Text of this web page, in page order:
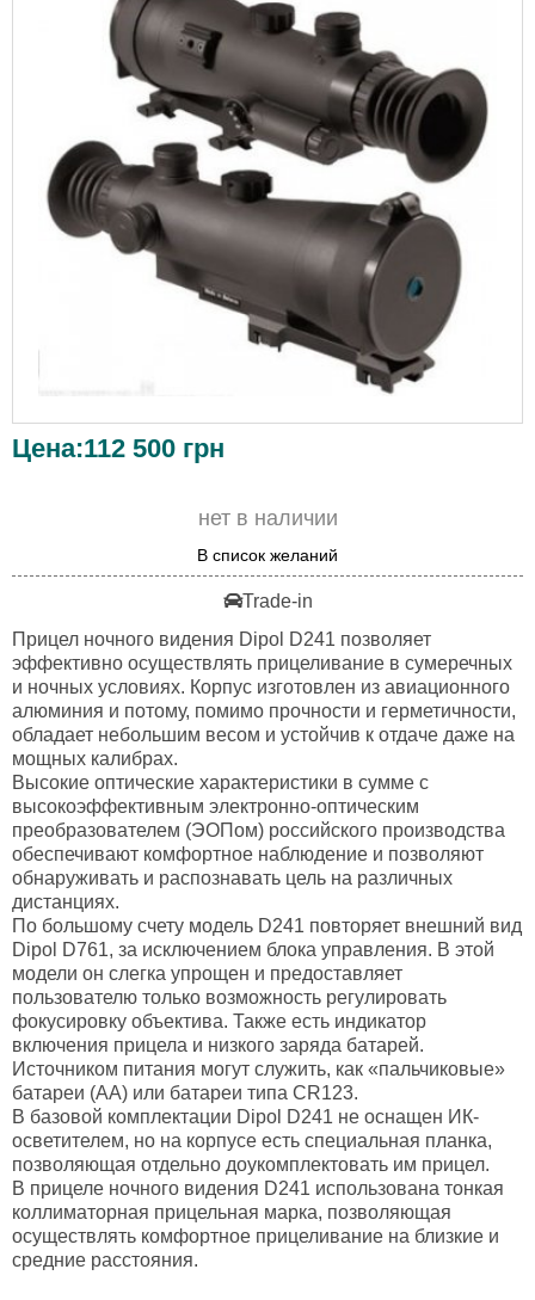
Цена:112 500 грн
нет в наличии
В список желаний
Trade-in
Прицел ночного видения Dipol D241 позволяет
эффективно осуществлять прицеливание в сумеречных
и ночных условиях. Корпус изготовлен из авиационного
алюминия и потому, помимо прочности и герметичности,
обладает небольшим весом и устойчив к отдаче даже на
мощных калибрах.
Высокие оптические характеристики в сумме с
высокоэффективным электронно-оптическим
преобразователем (ЭОПом) российского производства
обеспечивают комфортное наблюдение и позволяют
обнаруживать и распознавать цель на различных
дистанциях.
По большому счету модель D241 повторяет внешний вид
Dipol D761, за исключением блока управления. В этой
модели он слегка упрощен и предоставляет
пользователю только возможность регулировать
фокусировку объектива. Также есть индикатор
включения прицела и низкого заряда батарей.
Источником питания могут служить, как «пальчиковые»
батареи (АА) или батареи типа СR123.
В базовой комплектации Dipol D241 не оснащен ИК-
осветителем, но на корпусе есть специальная планка,
позволяющая отдельно доукомплектовать им прицел.
В прицеле ночного видения D241 использована тонкая
коллиматорная прицельная марка, позволяющая
осуществлять комфортное прицеливание на близкие и
средние расстояния.